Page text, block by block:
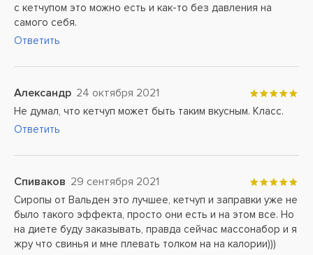
с кетчупом это можно есть и как-то без давления на
самого себя.
Ответить
Александр 24 октября 2021
Не думал, что кетчуп может быть таким вкусным. Класс.
Ответить
Спиваков 29 сентября 2021
Сиропы от Вальден это лучшее, кетчуп и заправки уже не
было такого эффекта, просто они есть и на этом все. Но
на диете буду заказывать, правда сейчас массонабор и я
жру что свинья и мне плевать толком на на калории)))